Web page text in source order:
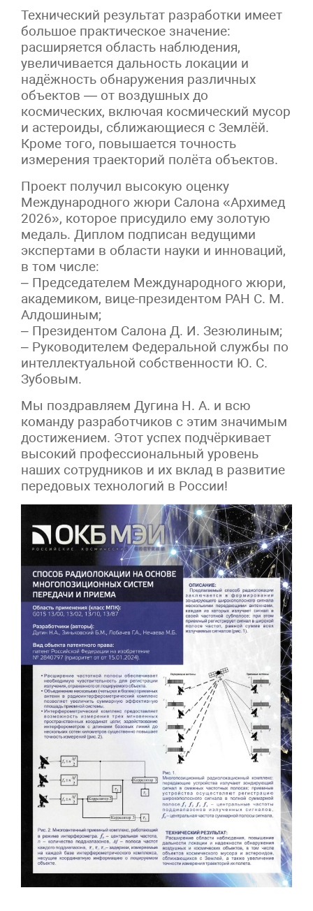
Технический результат разработки имеет
большое практическое значение:
расширяется область наблюдения,
увеличивается дальность локации и
надёжность обнаружения различных
объектов — от воздушных до
космических, включая космический мусор
и астероиды, сближающиеся с Землёй.
Кроме того, повышается точность
измерения траекторий полёта объектов.
Проект получил высокую оценку
Международного жюри Салона «Архимед
2026», которое присудило ему золотую
медаль. Диплом подписан ведущими
экспертами в области науки и инноваций,
в том числе:
– Председателем Международного жюри,
академиком, вице-президентом РАН С. М.
Алдошиным;
– Президентом Салона Д. И. Зезюлиным;
– Руководителем Федеральной службы по
интеллектуальной собственности Ю. С.
Зубовым.
Мы поздравляем Дугина Н. А. и всю
команду разработчиков с этим значимым
достижением. Этот успех подчёркивает
высокий профессиональный уровень
наших сотрудников и их вклад в развитие
передовых технологий в России!